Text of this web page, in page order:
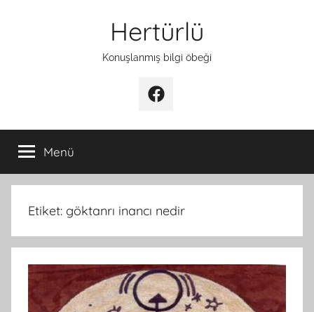
Hertürlü
Konuşlanmış bilgi öbeği
Facebook
Menü
Etiket: göktanrı inancı nedir